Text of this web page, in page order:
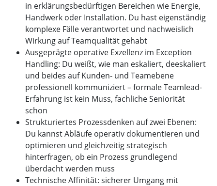
in erklärungsbedürftigen Bereichen wie Energie,
Handwerk oder Installation. Du hast eigenständig
komplexe Fälle verantwortet und nachweislich
Wirkung auf Teamqualität gehabt
Ausgeprägte operative Exzellenz im Exception
Handling: Du weißt, wie man eskaliert, deeskaliert
und beides auf Kunden- und Teamebene
professionell kommuniziert – formale Teamlead-
Erfahrung ist kein Muss, fachliche Seniorität
schon
Strukturiertes Prozessdenken auf zwei Ebenen:
Du kannst Abläufe operativ dokumentieren und
optimieren und gleichzeitig strategisch
hinterfragen, ob ein Prozess grundlegend
überdacht werden muss
Technische Affinität: sicherer Umgang mit